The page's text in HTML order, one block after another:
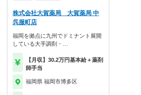
株式会社大賀薬局 大賀薬局 中
呉服町店
福岡を拠点に九州でドミナント展開
している大手調剤・…
【月収】30.2万円基本給＋薬剤
師手当
福岡県 福岡市博多区